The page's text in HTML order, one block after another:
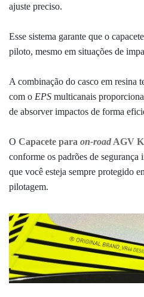
ajuste preciso.
Esse sistema garante que o
piloto, mesmo em situações de
A combinação do casco em resina
com o EPS multicanais
de absorver impactos de forma
O Capacete para on-road AGV
conforme os padrões de segurança
que você esteja sempre protegido
pilotagem.